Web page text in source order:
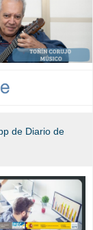
de Diario de